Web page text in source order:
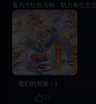
备六大狂欢活动，助力各位主公招兵买马
看 🔥 活动副本 | 限时破关 活动期间，挑战专属副本，通关即有概率掉落稀
有道具。 💎 充值返钻｜十倍犒赏 军需告急？主公莫慌！活动期间充值，立
享十倍钻石返还。 ⚡ 限时双倍 | 收益掉落 兵贵神速，粮草先行。关卡掉落、
体力购买等统统翻倍。 🎁 特惠礼包｜惊喜开箱 五一限定超值礼包，内含稀
有将魂、进阶石、元宝等养成资源。 📅 七日连登 | 天天惊喜 每
即可领取五一专属奖励，七日满签更有神
取限定好礼 完成五一专属任务（如攻城次数、招募武将等），即可兑换活动
记使用【18game51kl】前往游
里，收尽天下英雄，打遍九州
魔幻的灰狼： 1
35